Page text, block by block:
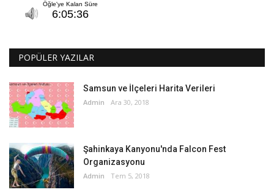
POPÜLER YAZILAR
Samsun ve İlçeleri Harita Verileri
Admin Ara 30, 2018
Şahinkaya Kanyonu'nda Falcon Fest
Organizasyonu
Admin Tem 5, 2018